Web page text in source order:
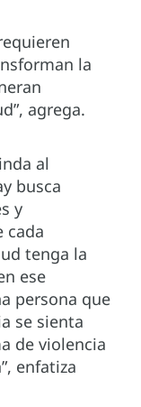
la
agrega.
al
busca
y
cada
tenga la
ese
persona que
se sienta
de violencia
enfatiza